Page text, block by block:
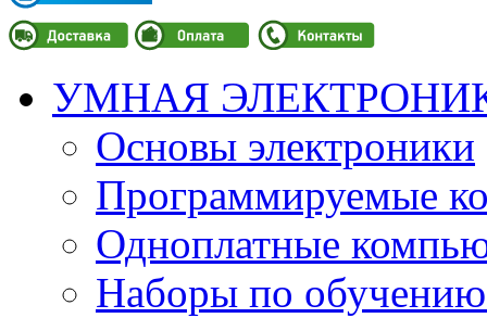
УМНАЯ
Основы электроники
Программируемые
Одноплатные
Наборы по